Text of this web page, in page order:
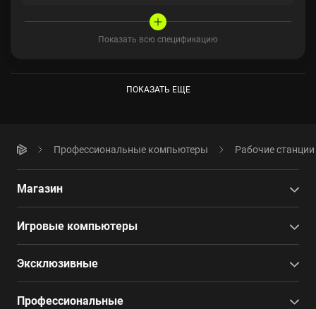
Показать всю спецификацию
ПОКАЗАТЬ ЕЩЕ
Профессиональные компьютеры Рабочие
Магазин
Игровые компьютеры
Эксклюзивные
Профессиональные